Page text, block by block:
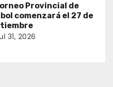
Provincial de
comenzará el 27 de
31, 2026